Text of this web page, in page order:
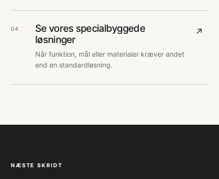
04
Se vores specialbyggede
løsninger
Når funktion, mål eller materialer kræver andet
end en standardløsning.
↗
NÆSTE SKRIDT